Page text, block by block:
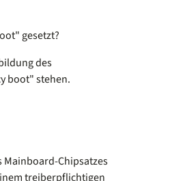
gesetzt?
des
boot" stehen.
Mainboard-Chipsatzes
treiberpflichtigen